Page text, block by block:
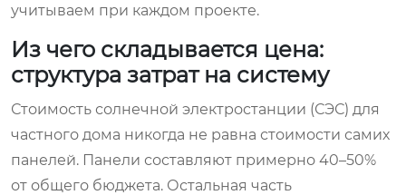
учитываем при каждом проекте.
Из чего складывается цена:
структура затрат на систему
Стоимость солнечной электростанции (СЭС) для
частного дома никогда не равна стоимости самих
панелей. Панели составляют примерно 40–50%
от общего бюджета. Остальная часть